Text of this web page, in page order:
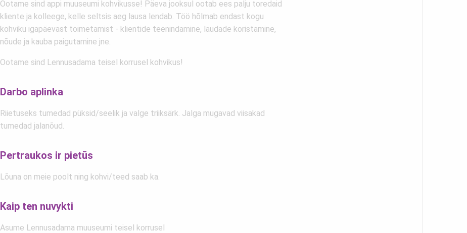
Ootame sind appi muuseumi kohvikusse! Päeva jooksul ootab ees palju toredaid
kliente ja kolleege, kelle seltsis aeg lausa lendab. Töö hõlmab endast kogu
kohviku igapäevast toimetamist - klientide teenindamine, laudade koristamine,
nõude ja kauba paigutamine jne.
Ootame sind Lennusadama teisel korrusel kohvikus!
Darbo aplinka
Riietuseks tumedad püksid/seelik ja valge triiksärk. Jalga mugavad viisakad
tumedad jalanõud.
Pertraukos ir pietūs
Lõuna on meie poolt ning kohvi/teed saab ka.
Kaip ten nuvykti
Asume Lennusadama muuseumi teisel korrusel